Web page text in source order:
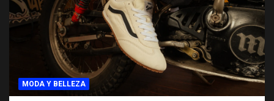
MODA Y BELLEZA